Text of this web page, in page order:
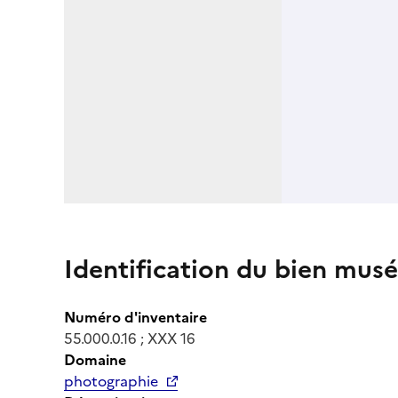
Identification du bien
Numéro d'inventaire
55.000.0.16 ; XXX 16
Domaine
photographie